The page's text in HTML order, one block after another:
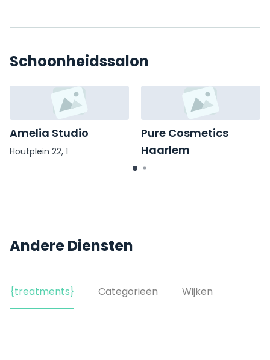
Schoonheidssalon
Amelia Studio
Houtplein 22, 1
Pure Cosmetics
Haarlem
Raaks 26
Andere Diensten
{treatments} Categorieën Wijken